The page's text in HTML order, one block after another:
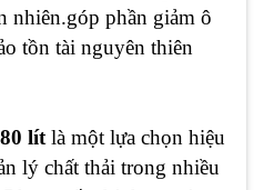
nhiên.góp phần giảm ô
tồn tài nguyên thiên
lít là một lựa chọn hiệu
lý chất thải trong nhiều